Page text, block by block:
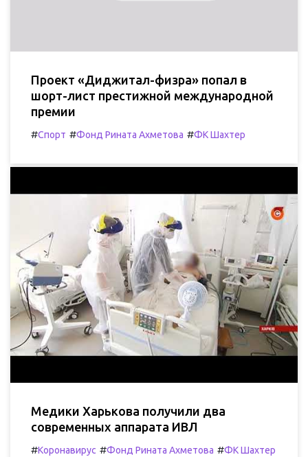
Проект «Диджитал-физра» попал в
шорт-лист престижной международной
премии
#Спорт #Фонд Рината Ахметова #ФК Шахтер
Медики Харькова получили два
современных аппарата ИВЛ
#Коронавирус #Фонд Рината Ахметова #ФК Шахтер